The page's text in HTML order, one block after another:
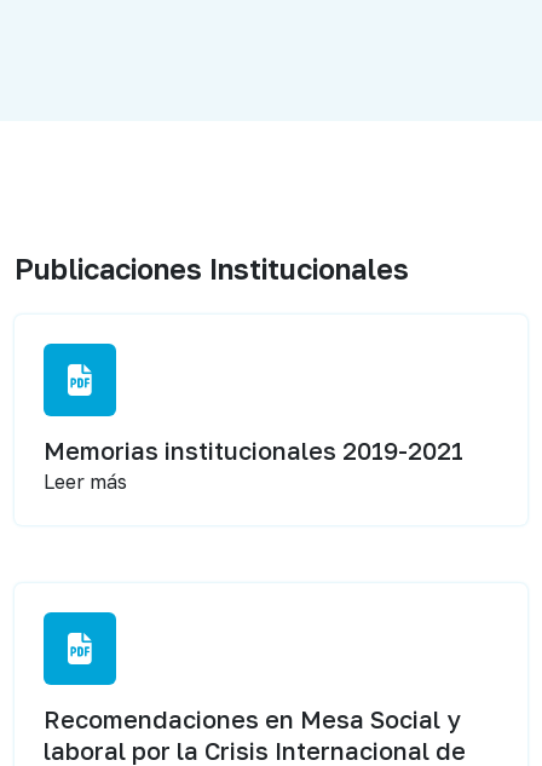
Publicaciones Institucionales
Memorias institucionales 2019-2021
Leer más
Recomendaciones en Mesa Social y
laboral por la Crisis Internacional de